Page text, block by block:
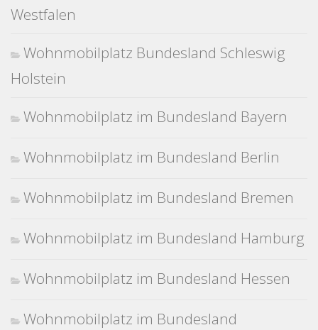
Westfalen
Wohnmobilplatz Bundesland Schleswig
Holstein
Wohnmobilplatz im Bundesland Bayern
Wohnmobilplatz im Bundesland Berlin
Wohnmobilplatz im Bundesland Bremen
Wohnmobilplatz im Bundesland Hamburg
Wohnmobilplatz im Bundesland Hessen
Wohnmobilplatz im Bundesland